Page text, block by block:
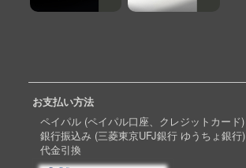
お支払い方法
ペイパル (ペイパル口座、クレジットカード)
銀行振込み (三菱東京UFJ銀行 ゆうちょ銀行)
代金引換